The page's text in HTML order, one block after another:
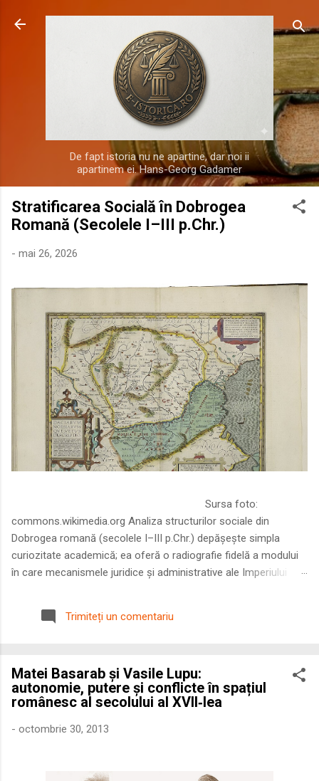
Treceți la conținutul principal
De fapt istoria nu ne apartine, dar noi ii
apartinem ei. Hans-Georg Gadamer
Stratificarea Socială în Dobrogea
Romană (Secolele I–III p.Chr.)
- mai 26, 2026
Sursa foto:
commons.wikimedia.org Analiza structurilor sociale din
Dobrogea romană (secolele I–III p.Chr.) depășește simpla
curiozitate academică; ea oferă o radiografie fidelă a modului
în care mecanismele juridice și administrative ale Imperiului
Într-o epocă în care prosperitatea excepțională a lumii romane
era susținută de o mobilitate socială dinamică și de o libertate
roman – în special a cetățenilor romani ( cives Romani ) în
țesutul urban și rural dobrogean – ne permite să măsurăm cu
precizie profunzimea și ritmul procesului de rom...
Trimiteți un comentariu
Matei Basarab și Vasile Lupu:
autonomie, putere și conflicte în spațiul
românesc al secolului al XVII‑lea
- octombrie 30, 2013